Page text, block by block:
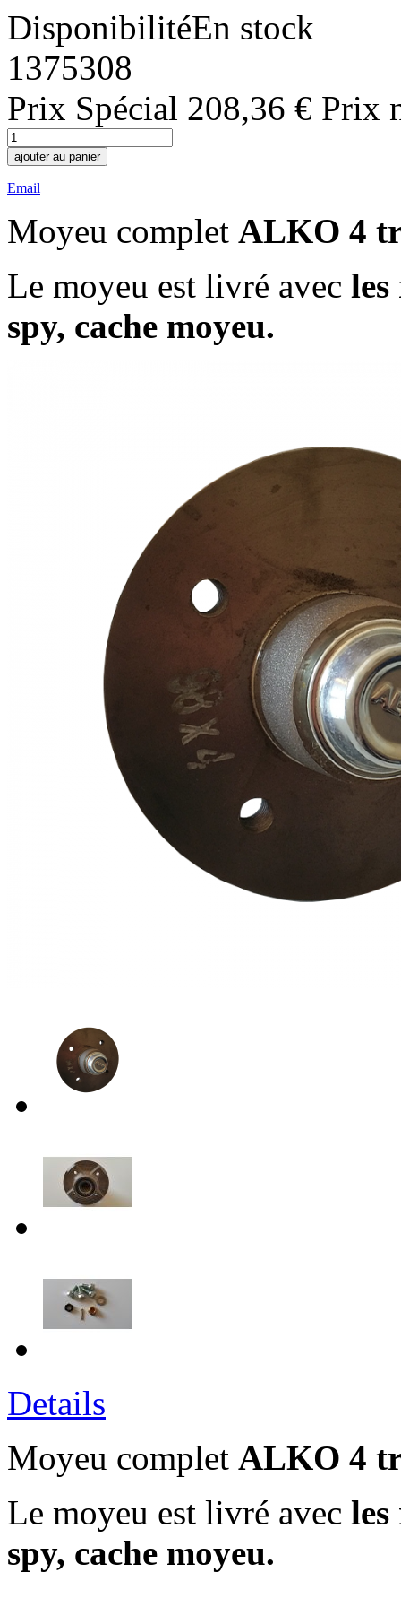
DisponibilitéEn stock
1375308
Prix Spécial 208,36 € Prix
ajouter au panier
Email
Moyeu complet ALKO 4
Le moyeu est livré avec les
spy, cache moyeu.
Details
Moyeu complet ALKO 4
Le moyeu est livré avec les
spy, cache moyeu.